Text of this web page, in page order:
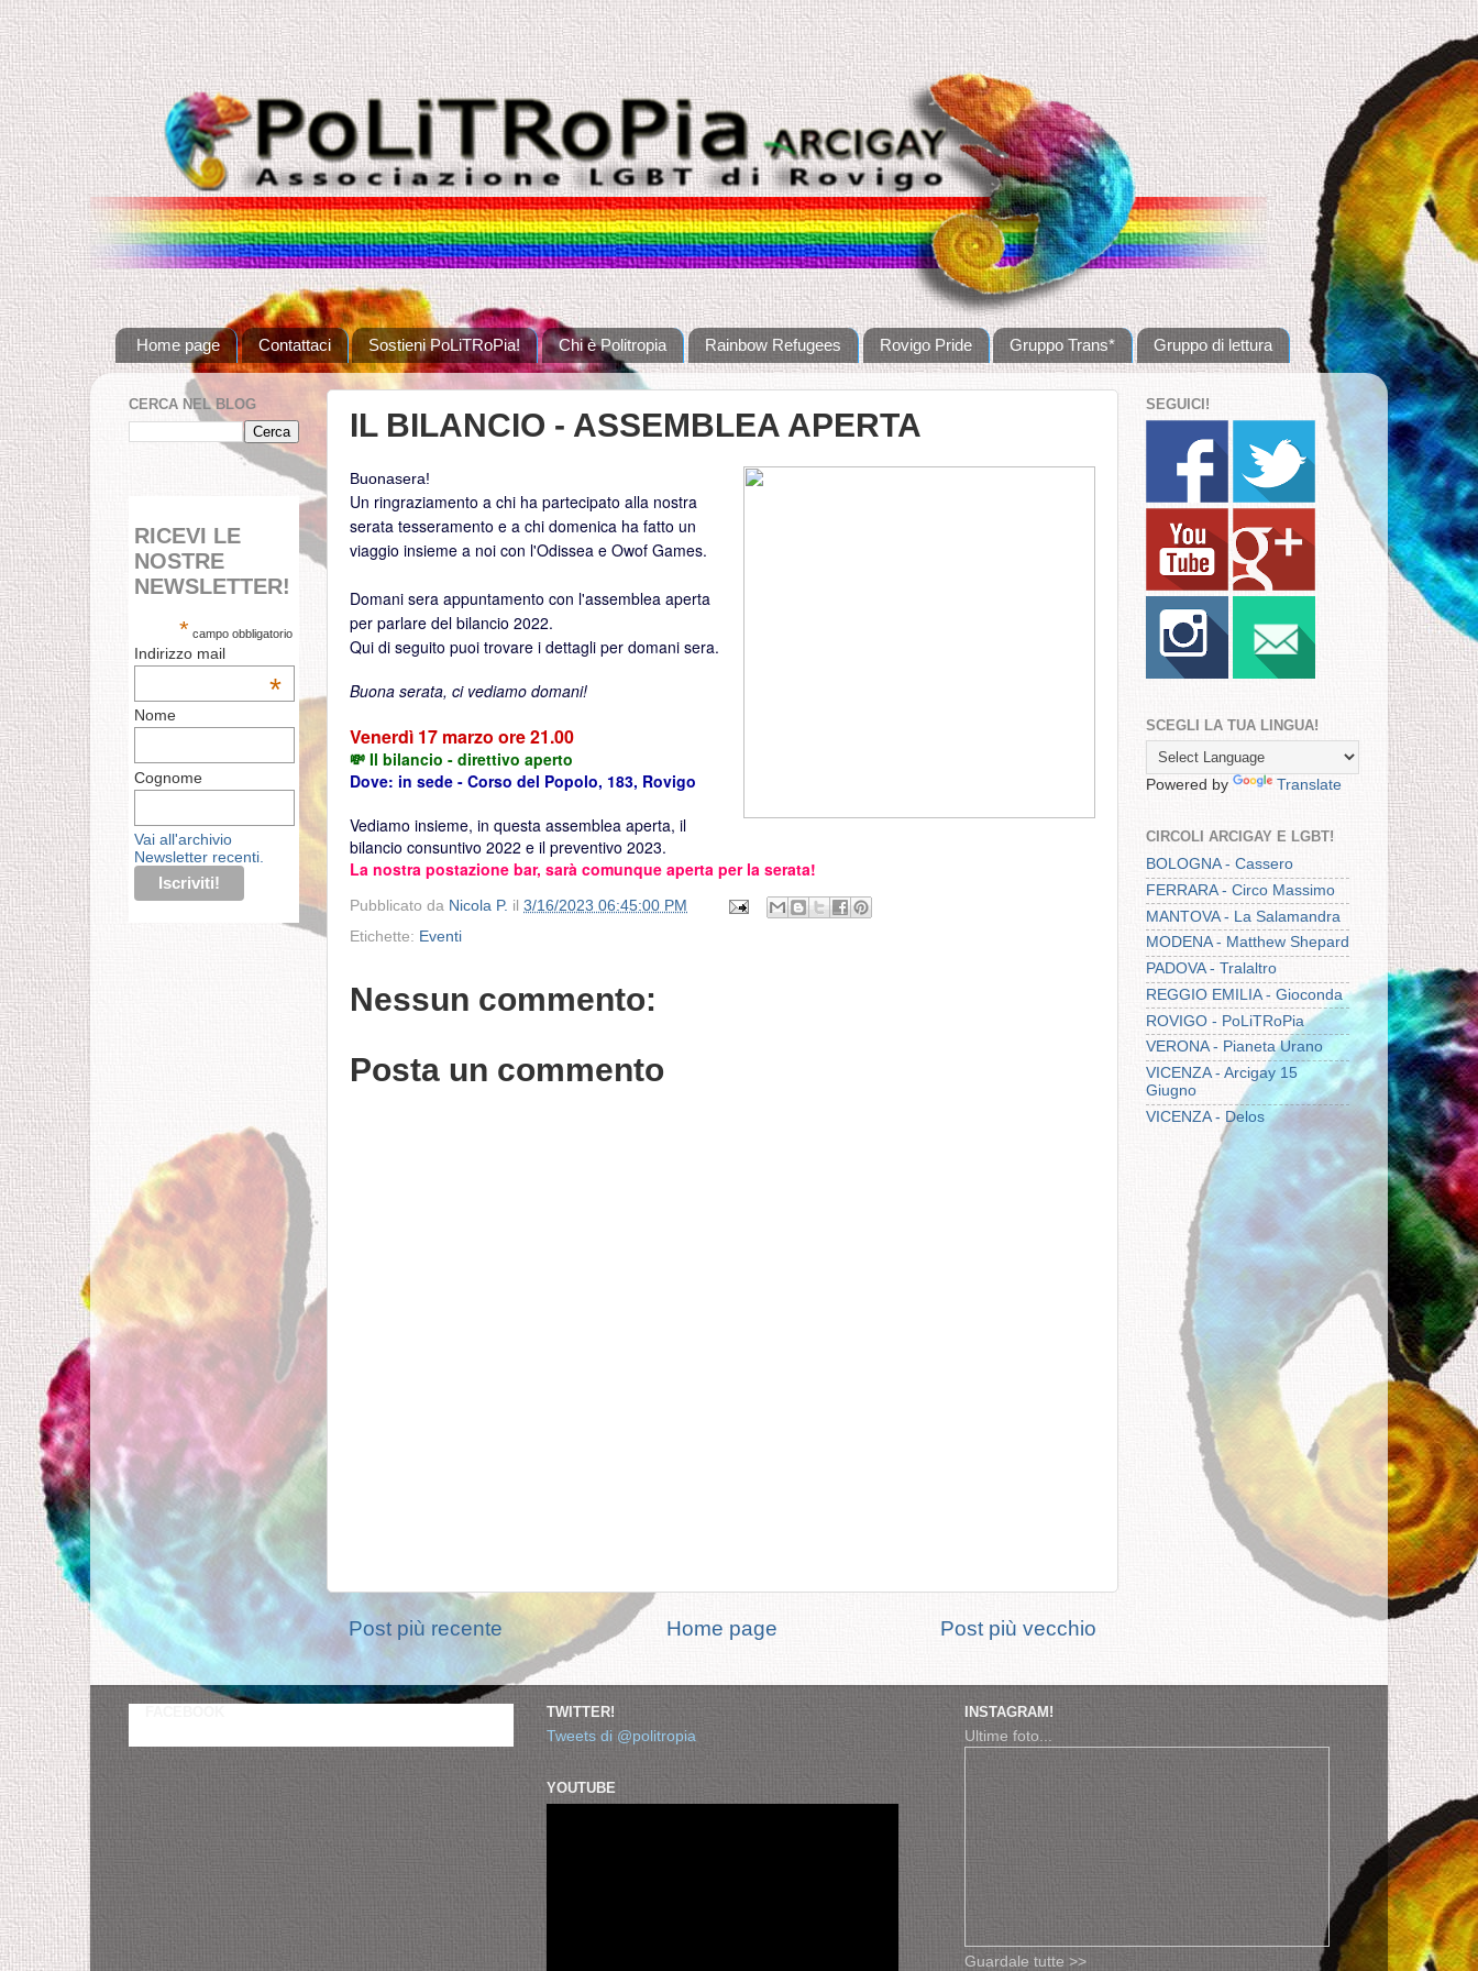
Home page Contattaci Sostieni PoLiTRoPia! Chi è Politropia Rainbow Refugees Rovigo Pride Gruppo Trans* Gruppo di lettura
IL BILANCIO - ASSEMBLEA APERTA
Buonasera!
Un ringraziamento a chi ha partecipato alla nostra
serata tesseramento e a chi domenica ha fatto un
viaggio insieme a noi con l'Odissea e Owof Games.
Domani sera appuntamento con l'assemblea aperta
per parlare del bilancio 2022.
Qui di seguito puoi trovare i dettagli per domani sera.
Buona serata, ci vediamo domani!
Venerdì 17 marzo ore 21.00
💸 Il bilancio - direttivo aperto
Dove: in sede - Corso del Popolo, 183, Rovigo
Vediamo insieme, in questa assemblea aperta, il
bilancio consuntivo 2022 e il preventivo 2023.
La nostra postazione bar, sarà comunque aperta per la serata!
Pubblicato da Nicola P. il 3/16/2023 06:45:00 PM
Etichette: Eventi
Nessun commento:
Posta un commento
Post più recente Post più vecchio
Home page
CERCA NEL BLOG
RICEVI LE
NOSTRE
NEWSLETTER!
* campo obbligatorio
Indirizzo mail
*
Nome
Cognome
Vai all'archivio
Newsletter recenti.
SEGUICI!
SCEGLI LA TUA LINGUA!
Powered by Translate
CIRCOLI ARCIGAY E LGBT!
BOLOGNA - Cassero
FERRARA - Circo Massimo
MANTOVA - La Salamandra
MODENA - Matthew Shepard
PADOVA - Tralaltro
REGGIO EMILIA - Gioconda
ROVIGO - PoLiTRoPia
VERONA - Pianeta Urano
VICENZA - Arcigay 15
Giugno
VICENZA - Delos
TWITTER!
Tweets di @politropia
YOUTUBE
INSTAGRAM!
Ultime foto...
Guardale tutte >>